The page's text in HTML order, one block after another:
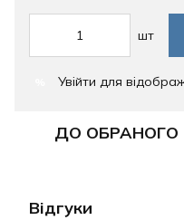
шт
Увійти для
ДО ОБРАНОГО
Відгуки